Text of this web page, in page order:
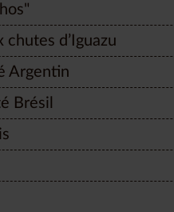
chutes d’Iguazu
Argentin
Brésil